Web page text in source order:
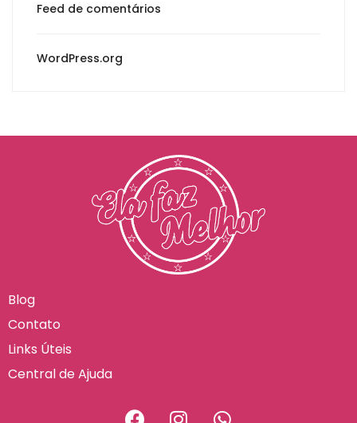
Feed de comentários
WordPress.org
Blog
Contato
Links Úteis
Central de Ajuda